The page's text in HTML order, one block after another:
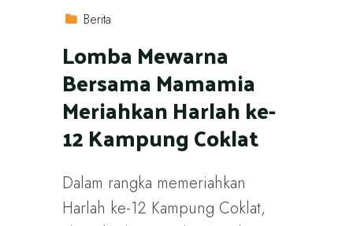
Berita
Lomba Mewarna
Bersama Mamamia
Meriahkan Harlah ke-
12 Kampung Coklat
Dalam rangka memeriahkan
Harlah ke-12 Kampung Coklat,